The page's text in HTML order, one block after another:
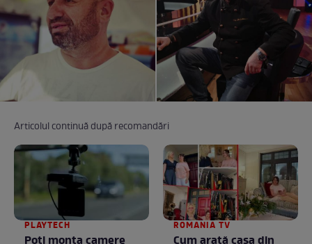
Articolul continuă după recomandări
PLAYTECH ROMANIA TV